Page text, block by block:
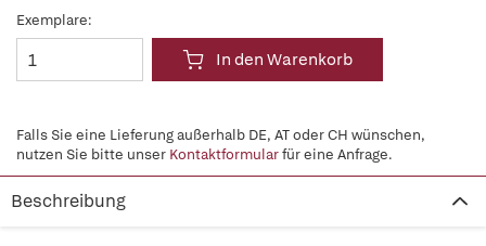
Exemplare:
In den Warenkorb
Falls Sie eine Lieferung außerhalb DE, AT oder CH wünschen,
nutzen Sie bitte unser Kontaktformularfür eine Anfrage.
Beschreibung